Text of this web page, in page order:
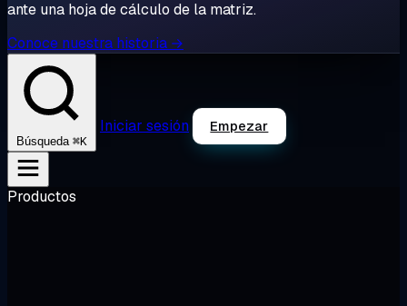
ante una hoja de cálculo de la matriz.
Conoce nuestra historia →
Búsqueda ⌘K
Iniciar sesión Empezar
Productos